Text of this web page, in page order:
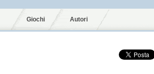
Giochi Autori